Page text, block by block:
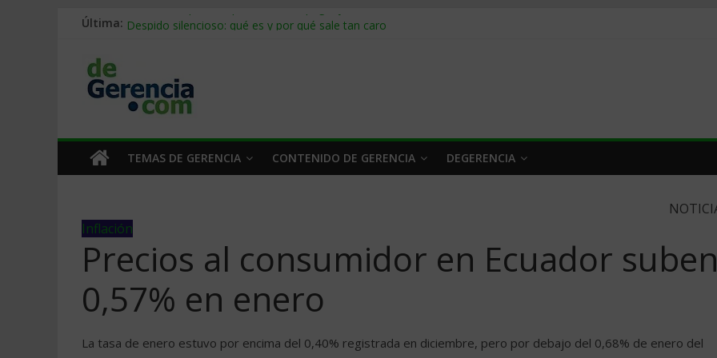
Última: Stablecoins para empresas: cómo pagar y cobrar en 2026
Trabajo forzoso en la cadena de suministro: qué hacer
Mercado hispano de EE. UU.: cómo segmentarlo y venderle
TEMAS DE GERENCIA CONTENIDO DE GERENCIA DEGERENCIA
Inflación
Precios al consumidor en Ecuador
0,57% en enero
La tasa de enero estuvo por encima del 0,40% registrada en diciembre, pero por debajo del 0,68% de enero del